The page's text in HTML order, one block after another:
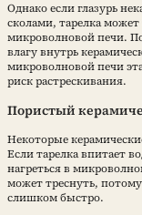
Однако если глазурь
сколами, тарелка
микроволновой печи.
влагу внутрь
микроволновой печи
риск растрескивания.
Пористый
Некоторые
Если тарелка впитает
нагреться в
может треснуть, потому
слишком быстро.